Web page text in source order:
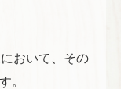
おいて、その
。